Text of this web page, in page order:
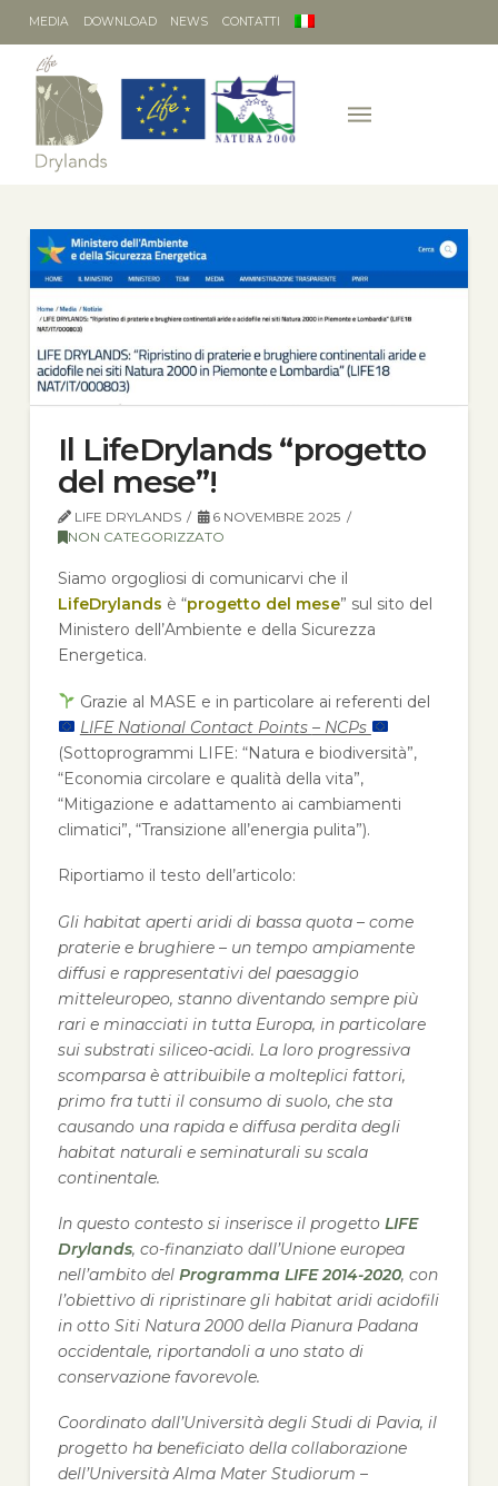
MEDIA DOWNLOAD NEWS CONTATTI
Il LifeDrylands “progetto
del mese”!
LIFE DRYLANDS
6 NOVEMBRE 2025
NON CATEGORIZZATO
Siamo orgogliosi di comunicarvi che il
LifeDrylands è “progetto del mese” sul sito del
Ministero dell’Ambiente e della Sicurezza
Energetica.
Grazie al MASE e in particolare ai referenti del
LIFE National Contact Points – NCPs
(Sottoprogrammi LIFE: “Natura e biodiversità”,
“Economia circolare e qualità della vita”,
“Mitigazione e adattamento ai cambiamenti
climatici”, “Transizione all’energia pulita”).
Riportiamo il testo dell’articolo:
Gli habitat aperti aridi di bassa quota – come
praterie e brughiere – un tempo ampiamente
diffusi e rappresentativi del paesaggio
mitteleuropeo, stanno diventando sempre più
rari e minacciati in tutta Europa, in particolare
sui substrati siliceo-acidi. La loro progressiva
scomparsa è attribuibile a molteplici fattori,
primo fra tutti il consumo di suolo, che sta
causando una rapida e diffusa perdita degli
habitat naturali e seminaturali su scala
continentale.
In questo contesto si inserisce il progetto LIFE
Drylands, co-finanziato dall’Unione europea
nell’ambito del Programma LIFE 2014-2020, con
l’obiettivo di ripristinare gli habitat aridi acidofili
in otto Siti Natura 2000 della Pianura Padana
occidentale, riportandoli a uno stato di
conservazione favorevole.
Coordinato dall’Università degli Studi di Pavia, il
progetto ha beneficiato della collaborazione
dell’Università Alma Mater Studiorum –